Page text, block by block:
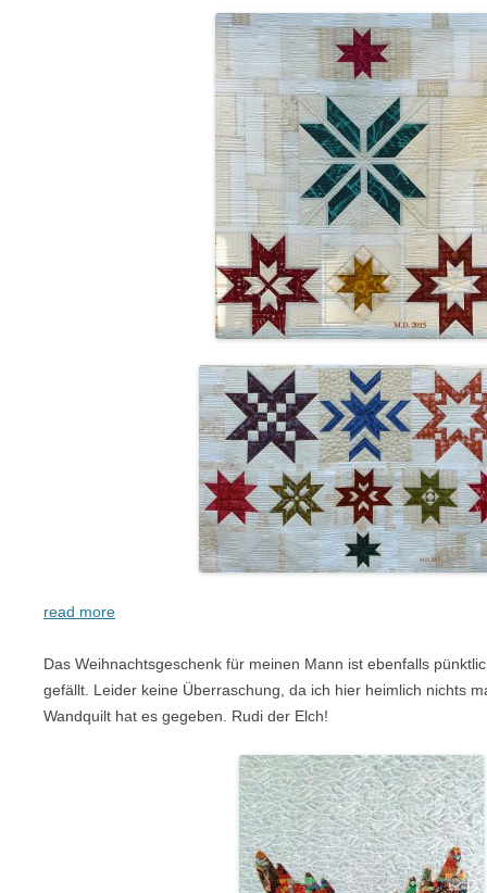
read more
Das Weihnachtsgeschenk für meinen Mann ist ebenfalls
gefällt. Leider keine Überraschung, da ich hier heimlich nichts
Wandquilt hat es gegeben. Rudi der Elch!